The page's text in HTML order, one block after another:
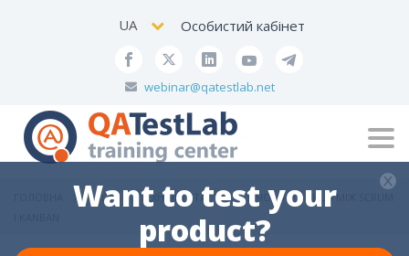
webinar@qatestlab.net
UA Особистий кабінет
Want to test your
product?
БЛОГ ТЕХНІЧНІ СТАТТІ
У ЧОМУ РІЗНИЦЯ МІЖ SCRUM